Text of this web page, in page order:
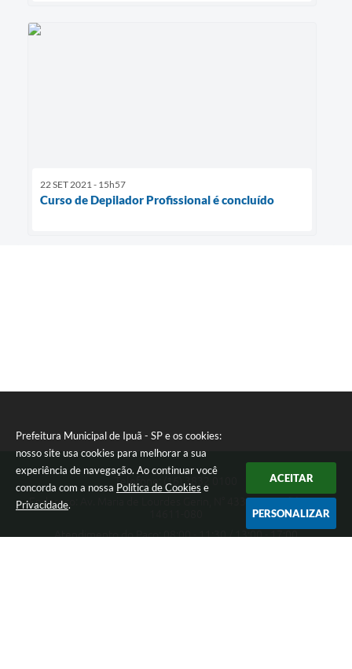
Prefeitura Municipal de Ipuã - SP e os cookies:
nosso site usa cookies para melhorar a sua
experiência de navegação. Ao continuar você
concorda com a nossa Política de Cookies e
Privacidade.
ACEITAR
PERSONALIZAR
22 SET 2021 - 15h57
Curso de Depilador Profissional é concluído
Telefone: (16) 3832 0100
Endereço: Av. Maria de Lourdes Gerin, N° 433 - Pampuã | CEP:
Atendimento do Paço: 08:00 - 11:30 / 13:00 - 17:00